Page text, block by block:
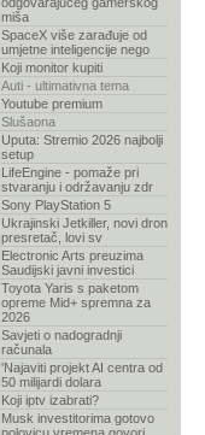
miša
SpaceX više zarađuje od
umjetne inteligencije nego
Koji monitor kupiti
Auti - ultimativna tema
Youtube premium
Slušaona
Uputa: Stremio 2026 najbolji
setup
LifeEngine - pomaže pri
stvaranju i održavanju zdr
Sony PlayStation 5
Ukrajinski Jetkiller, novi dron
presretač, lovi sv
Electronic Arts preuzima
Saudijski javni investici
Toyota Yaris s paketom
opreme Mid+ spremna za
2026
Savjeti o nadogradnji
računala
'Najaviti projekt AI centra od
50 milijardi dolara
Koji iptv izabrati?
Musk investitorima gotovo